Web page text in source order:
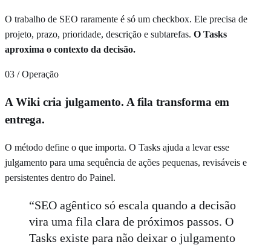
O trabalho de SEO raramente é só um checkbox. Ele precisa de
projeto, prazo, prioridade, descrição e subtarefas. O Tasks
aproxima o contexto da decisão.
03 / Operação
A Wiki cria julgamento. A fila transforma em
entrega.
O método define o que importa. O Tasks ajuda a levar esse
julgamento para uma sequência de ações pequenas, revisáveis e
persistentes dentro do Painel.
“SEO agêntico só escala quando a decisão
vira uma fila clara de próximos passos. O
Tasks existe para não deixar o julgamento